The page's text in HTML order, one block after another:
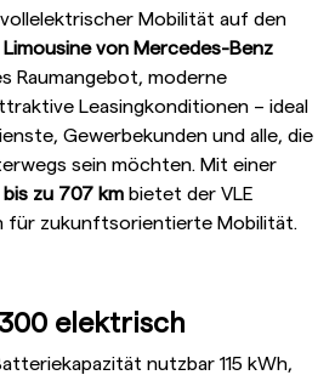
Mobilität auf den
Limousine von Mercedes-Benz
Raumangebot, moderne
Leasingkonditionen – ideal
Gewerbekunden und alle, die
sein möchten. Mit einer
zu 707 km bietet der VLE
für zukunftsorientierte Mobilität.
elektrisch
nutzbar 115 kWh,